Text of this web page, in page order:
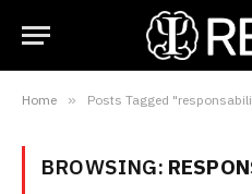
Home » Posts Tagged
BROWSING: